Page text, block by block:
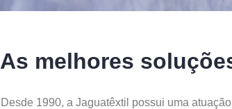
As melhores
Desde 1990, a Jaguatêxtil possui uma